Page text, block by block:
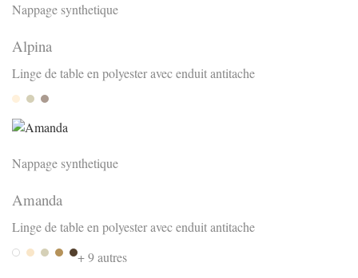
Nappage synthetique
Alpina
Linge de table en polyester avec enduit antitache
SandArena
anis
Nappage synthetique
Amanda
Linge de table en polyester avec enduit antitache
BiancaBeigeArenaTerra 709
Choco
+ 9 autres